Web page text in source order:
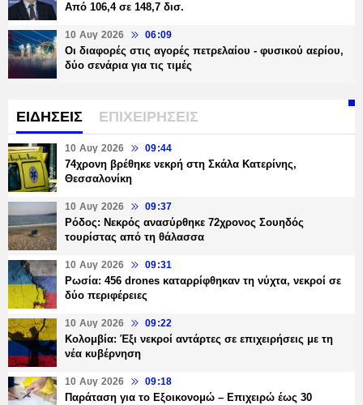
Από 106,4 σε 148,7 δισ.
10 Αυγ 2026 06:09
Οι διαφορές στις αγορές πετρελαίου - φυσικού αερίου,
δύο σενάρια για τις τιμές
ΕΙΔΗΣΕΙΣ ΕΠΙΧΕΙΡΗΣΕΙΣ
10 Αυγ 2026 09:44
74χρονη βρέθηκε νεκρή στη Σκάλα Κατερίνης,
Θεσσαλονίκη
10 Αυγ 2026 09:37
Ρόδος: Νεκρός ανασύρθηκε 72χρονος Σουηδός
τουρίστας από τη θάλασσα
10 Αυγ 2026 09:31
Ρωσία: 456 drones καταρρίφθηκαν τη νύχτα, νεκροί σε
δύο περιφέρειες
10 Αυγ 2026 09:22
Κολομβία: Έξι νεκροί αντάρτες σε επιχειρήσεις με τη
νέα κυβέρνηση
10 Αυγ 2026 09:18
Παράταση για το Εξοικονομώ – Επιχειρώ έως 30